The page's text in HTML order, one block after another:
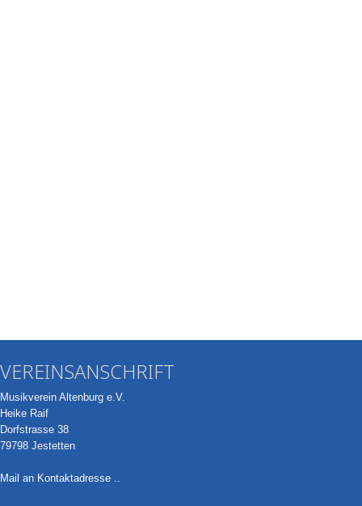
VEREINSANSCHRIFT
Musikverein Altenburg e.V.
Heike Raif
Dorfstrasse 38
79798 Jestetten
Mail an Kontaktadresse ..